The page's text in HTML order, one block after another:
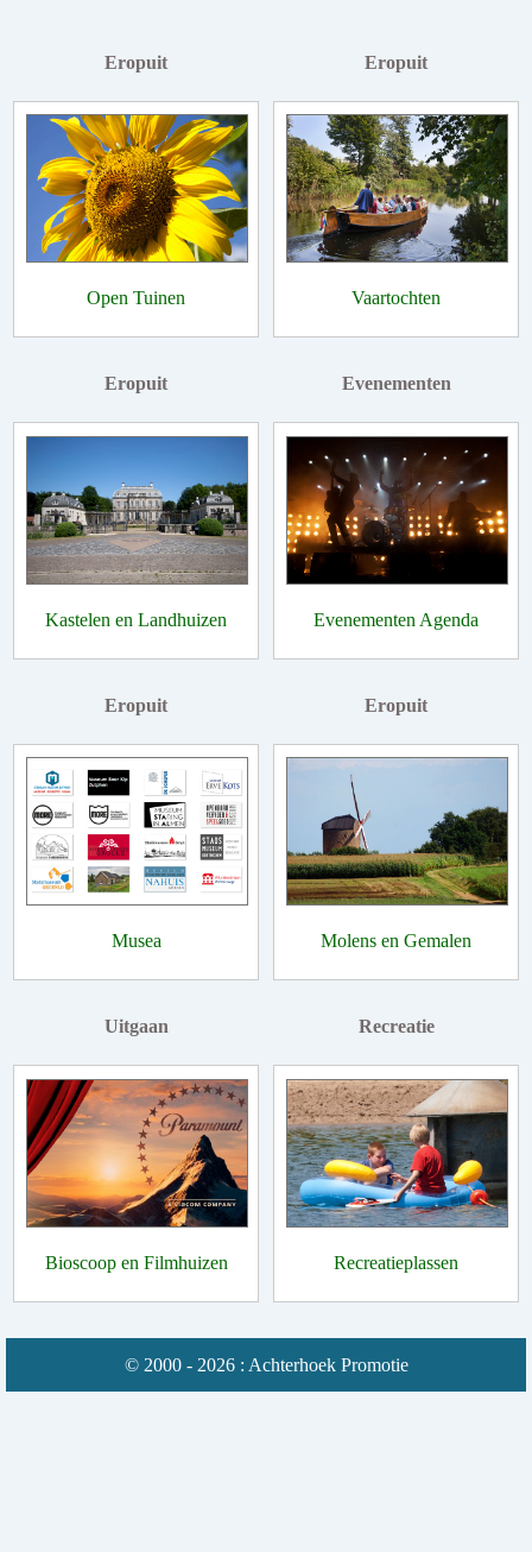
Eropuit
Open Tuinen
Eropuit
Vaartochten
Eropuit
Kastelen en Landhuizen
Evenementen
Evenementen Agenda
Eropuit
Musea
Eropuit
Molens en Gemalen
Uitgaan
Bioscoop en Filmhuizen
Recreatie
Recreatieplassen
© 2000 - 2026 : Achterhoek Promotie